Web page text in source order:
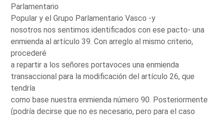
Parlamentario
Popular y el Grupo Parlamentario Vasco -y
nosotros nos sentimos identificados con ese pacto- una
enmienda al artículo 39. Con arreglo al mismo criterio,
procederé
a repartir a los señores portavoces una enmienda
transaccional para la modificación del artículo 26, que
tendría
como base nuestra enmienda número 90. Posteriormente
(podría decirse que no es necesario, pero para el caso